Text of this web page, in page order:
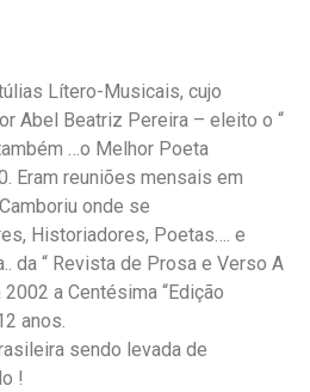
Lítero-Musicais, cujo
Abel Beatriz Pereira – eleito o “
…o Melhor Poeta
Eram reuniões mensais em
onde se
Historiadores, Poetas…. e
da “ Revista de Prosa e Verso A
a Centésima “Edição
anos.
sendo levada de
!